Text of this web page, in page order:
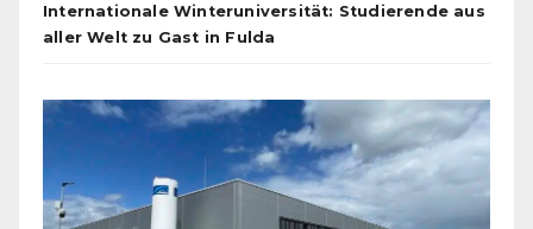
Internationale Winteruniversität: Studierende aus
aller Welt zu Gast in Fulda